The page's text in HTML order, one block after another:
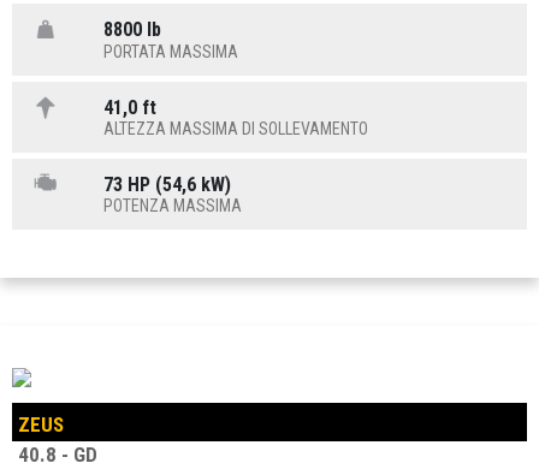
8800 lb
PORTATA MASSIMA
41,0 ft
ALTEZZA MASSIMA DI SOLLEVAMENTO
73 HP (54,6 kW)
POTENZA MASSIMA
ZEUS
40.8 - GD